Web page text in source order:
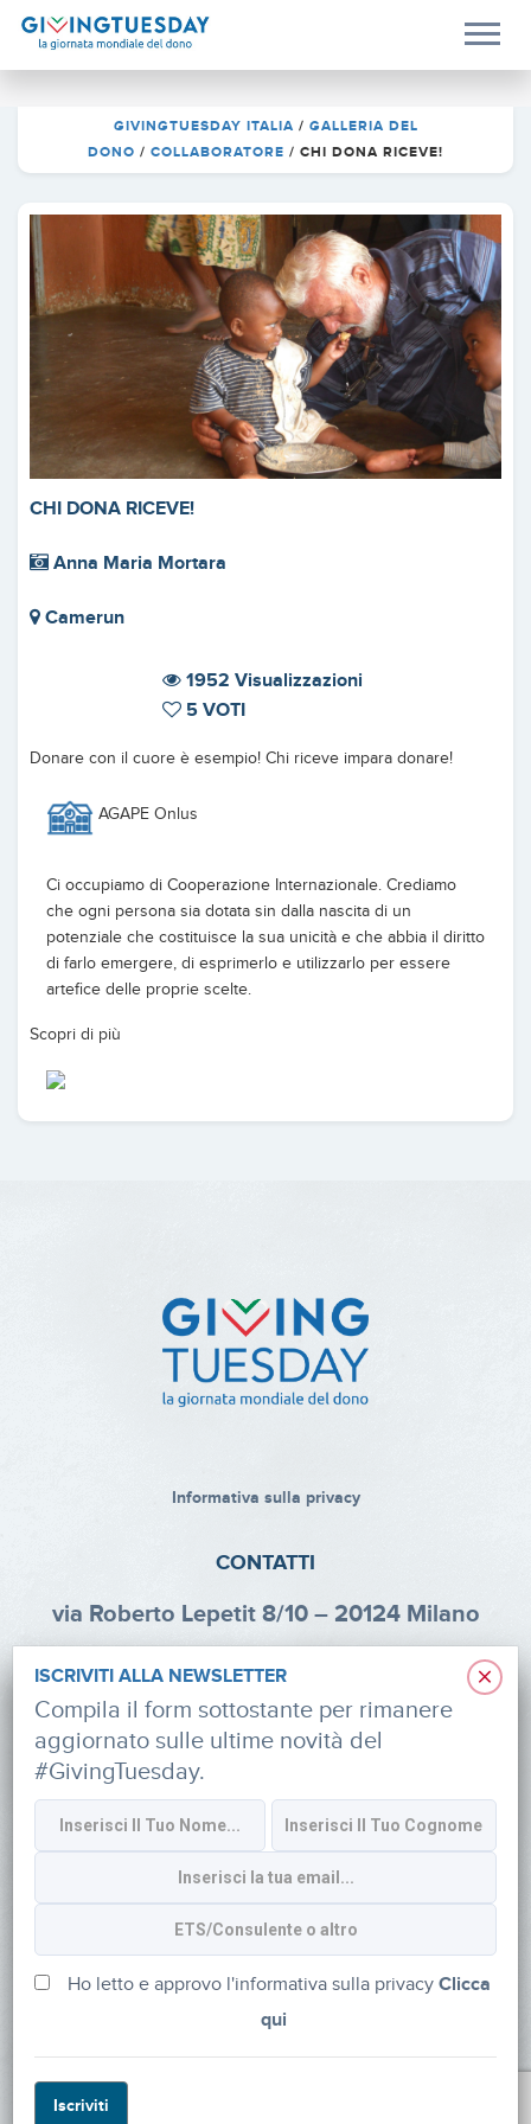
GIVINGTUESDAY ITALIA / GALLERIA DEL
DONO / COLLABORATORE / CHI DONA RICEVE!
CHI DONA RICEVE!
Anna Maria Mortara
Camerun
1952 Visualizzazioni
5 VOTI
Donare con il cuore è esempio! Chi riceve impara donare!
AGAPE Onlus
Ci occupiamo di Cooperazione Internazionale. Crediamo
che ogni persona sia dotata sin dalla nascita di un
potenziale che costituisce la sua unicità e che abbia il diritto
di farlo emergere, di esprimerlo e utilizzarlo per essere
artefice delle proprie scelte.
Scopri di più
Informativa sulla privacy
CONTATTI
via Roberto Lepetit 8/10 – 20124 Milano
Tel: +39 02 47924880
CF: 91374340379
SOCIAL
×
ISCRIVITI ALLA NEWSLETTER
Compila il form sottostante per rimanere
aggiornato sulle ultime novità del
#GivingTuesday.
Ho letto e approvo l'informativa sulla privacyClicca
qui
Iscriviti
Powered by